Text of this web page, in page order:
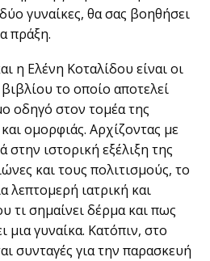
γυναίκες, θα σας βοηθήσει
πράξη.
η Ελένη Κοταλίδου είναι οι
το οποίο αποτελεί
οδηγό στον τομέα της
ομορφιάς. Αρχίζοντας με
ιστορική εξέλιξη της
και τους πολιτισμούς, το
λεπτομερή ιατρική και
τι σημαίνει δέρμα και πως
μια γυναίκα. Κατόπιν, στο
συνταγές για την παρασκευή